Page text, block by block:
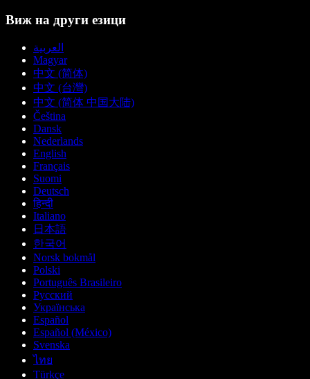
Виж на други езици
العربية
Magyar
中文 (简体)
中文 (台灣)
中文 (简体 中国大陆)
Čeština
Dansk
Nederlands
English
Français
Suomi
Deutsch
हिन्दी
Italiano
日本語
한국어
Norsk bokmål
Polski
Português Brasileiro
Русский
Українська
Español
Español (México)
Svenska
ไทย
Türkçe